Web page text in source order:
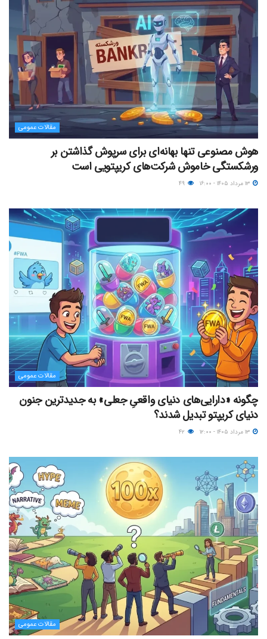
مقالات عمومی
هوش مصنوعی تنها بهانه‌ای برای سرپوش گذاشتن بر
ورشکستگی خاموش شرکت‌های کریپتویی است
مقالات عمومی
چگونه «دارایی‌های دنیای واقعیِ جعلی» به جدیدترین جنون
دنیای کریپتو تبدیل شدند؟
مقالات عمومی